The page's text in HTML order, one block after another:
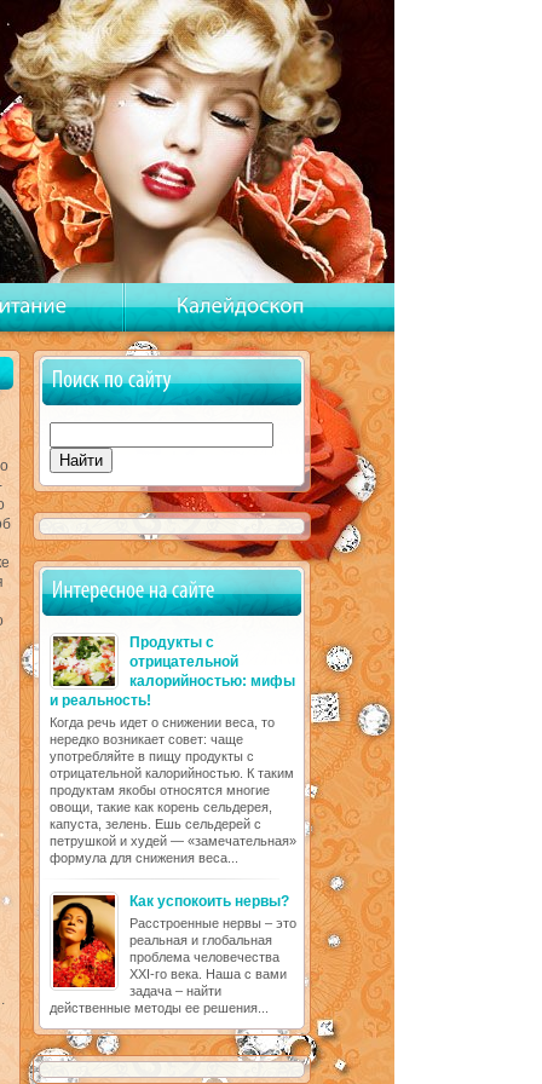
Продукты с
отрицательной
калорийностью: мифы
и реальность!
Когда речь идет о снижении веса, то
нередко возникает совет: чаще
употребляйте в пищу продукты с
отрицательной калорийностью. К таким
продуктам якобы относятся многие
овощи, такие как корень сельдерея,
капуста, зелень. Ешь сельдерей с
петрушкой и худей — «замечательная»
формула для снижения веса...
Как успокоить нервы?
Расстроенные нервы – это
реальная и глобальная
проблема человечества
XXI-го века. Наша с вами
задача – найти
действенные методы ее решения...